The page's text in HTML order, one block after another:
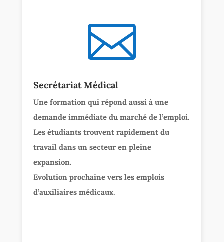

Secrétariat Médical
Une formation qui répond aussi à une
demande immédiate du marché de l’emploi.
Les étudiants trouvent rapidement du
travail dans un secteur en pleine
expansion.
Evolution prochaine vers les emplois
d’auxiliaires médicaux.